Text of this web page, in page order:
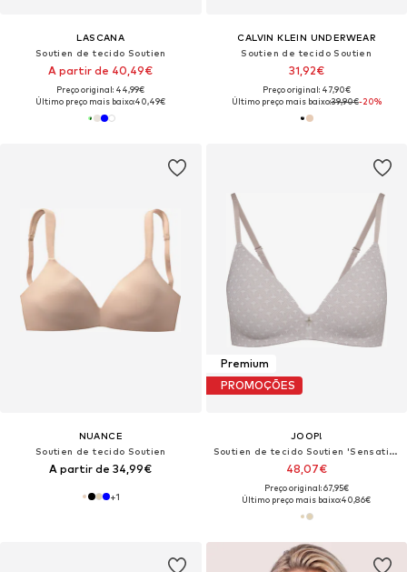
LASCANA
Soutien de tecido Soutien
A partir de 40,49€
Preço original: 44,99€
Último preço mais baixo:40,49€
CALVIN KLEIN UNDERWEAR
Soutien de tecido Soutien
31,92€
Preço original: 47,90€
Último preço mais baixo:39,90€-20%
NUANCE
Soutien de tecido Soutien
A partir de 34,99€
+1
Premium
PROMOÇÕES
JOOP!
Soutien de tecido Soutien 'Sensation'
48,07€
Preço original: 67,95€
Último preço mais baixo:40,86€